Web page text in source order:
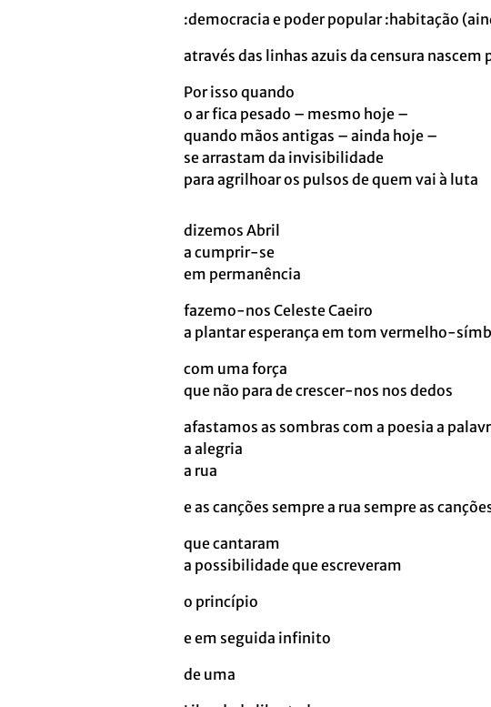
:democracia e poder popular :habitação
através das linhas azuis da censura nascem
Por isso quando
o ar fica pesado – mesmo hoje –
quando mãos antigas – ainda hoje –
se arrastam da invisibilidade
para agrilhoar os pulsos de quem vai à luta
dizemos Abril
a cumprir-se
em permanência
fazemo-nos Celeste Caeiro
a plantar esperança em tom vermelho-
com uma força
que não para de crescer-nos nos dedos
afastamos as sombras com a poesia a
a alegria
a rua
e as canções sempre a rua sempre as
que cantaram
a possibilidade que escreveram
o princípio
e em seguida infinito
de uma